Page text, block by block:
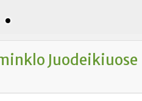
Juodeikiuose